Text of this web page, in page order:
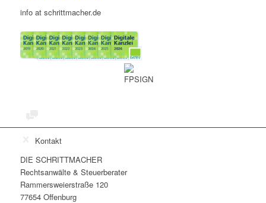
info at schrittmacher.de
Kontakt
DIE SCHRITTMACHER
Rechtsanwälte & Steuerberater
Rammersweierstraße 120
77654 Offenburg